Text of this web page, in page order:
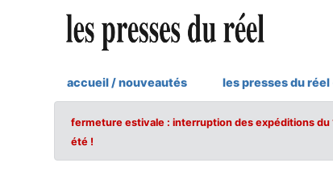
accueil / nouveautés les presses du
fermeture estivale : interruption des expéditions
été !